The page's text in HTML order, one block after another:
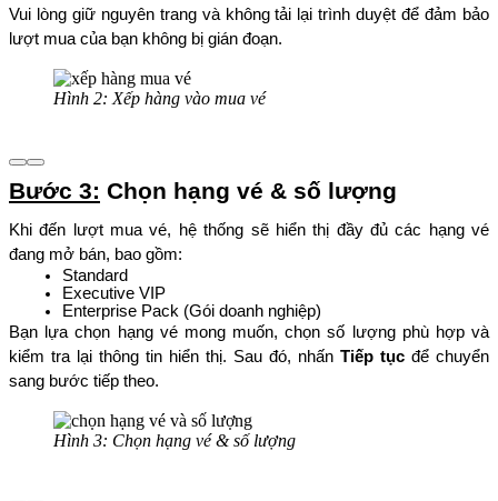
Vui lòng giữ nguyên trang và không tải lại trình duyệt để đảm bảo
lượt mua của bạn không bị gián đoạn.
Hình 2: Xếp hàng vào mua vé
Bước 3: Chọn hạng vé & số lượng
Khi đến lượt mua vé, hệ thống sẽ hiển thị đầy đủ các hạng vé
đang mở bán, bao gồm:
Standard
Executive VIP
Enterprise Pack (Gói doanh nghiệp)
Bạn lựa chọn hạng vé mong muốn, chọn số lượng phù hợp và
kiểm tra lại thông tin hiển thị. Sau đó, nhấn Tiếp tục để chuyển
sang bước tiếp theo.
Hình 3: Chọn hạng vé & số lượng